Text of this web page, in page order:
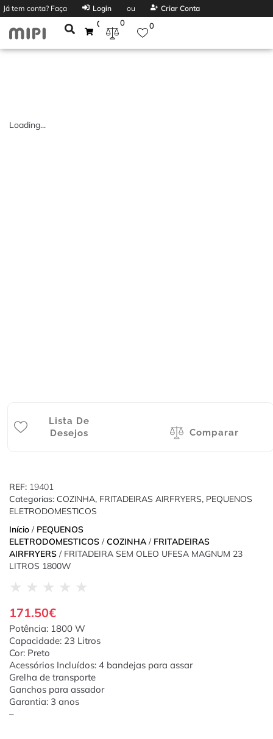
Já tem conta? Faça Login ou Criar Conta
0 0 0
Loading...
Lista De
Desejos
Comparar
REF: 19401
Categorias: COZINHA, FRITADEIRAS AIRFRYERS, PEQUENOS
ELETRODOMESTICOS
Início / PEQUENOS
ELETRODOMESTICOS / COZINHA / FRITADEIRAS
AIRFRYERS / FRITADEIRA SEM OLEO UFESA MAGNUM 23
LITROS 1800W
★ ★ ★ ★ ★
171.50€
Potência: 1800 W
Capacidade: 23 Litros
Cor: Preto
Acessórios Incluídos: 4 bandejas para assar
Grelha de transporte
Ganchos para assador
Garantia: 3 anos
–